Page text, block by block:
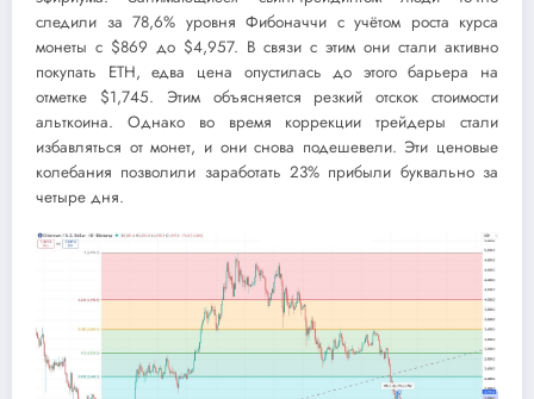
следили за 78,6% уровня Фибоначчи с учётом роста курса
монеты с $869 до $4,957. В связи с этим они стали активно
покупать ETH, едва цена опустилась до этого барьера на
отметке $1,745. Этим объясняется резкий отскок стоимости
альткоина. Однако во время коррекции трейдеры стали
избавляться от монет, и они снова подешевели. Эти ценовые
колебания позволили заработать 23% прибыли буквально за
четыре дня.